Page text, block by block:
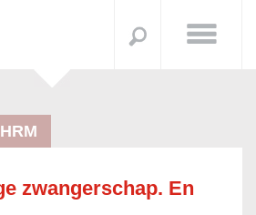
zwangerschap. En